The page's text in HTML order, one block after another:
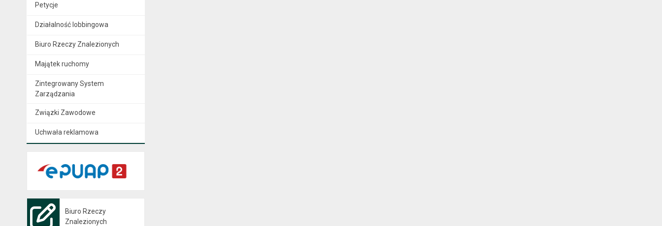
Petycje
Działalność lobbingowa
Biuro Rzeczy Znalezionych
Majątek ruchomy
Zintegrowany System
Zarządzania
Związki Zawodowe
Uchwała reklamowa
Biuro Rzeczy
Znalezionych